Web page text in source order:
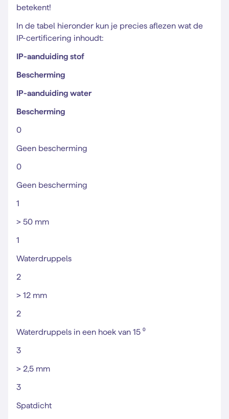
betekent!
In de tabel hieronder kun je precies aflezen wat de
IP-certificering inhoudt:
IP-aanduiding stof
Bescherming
IP-aanduiding water
Bescherming
0
Geen bescherming
0
Geen bescherming
1
> 50 mm
1
Waterdruppels
2
> 12 mm
2
Waterdruppels in een hoek van 15 ⁰
3
> 2,5 mm
3
Spatdicht